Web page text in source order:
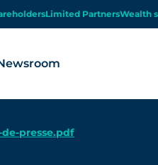
Limited PartnersWealth
presse.pdf